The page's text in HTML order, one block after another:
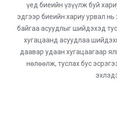
үед биеийн үзүүлж буй
эдгээр биеийн хариу урвал нь
байгаа асуудлыг шийдэхэд
хугацаанд асуудлаа
даавар удаан хугацаагаар
нөлөөлж, туслах бус